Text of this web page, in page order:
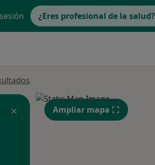
¿Eres profesional de la salud?
Ampliar mapa